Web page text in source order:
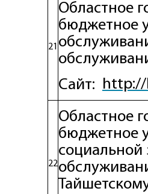
21
Областное
бюджетное
Сайт: http://
22
Областное
бюджетное
социальной